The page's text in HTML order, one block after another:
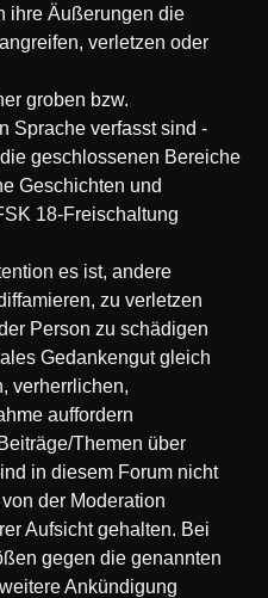
ihre Äußerungen die
verletzen oder
groben bzw.
Sprache verfasst sind -
geschlossenen Bereiche
Geschichten und
18-Freischaltung
es ist, andere
zu verletzen
Person zu schädigen
Gedankengut gleich
verherrlichen,
auffordern
Themen über
in diesem Forum nicht
der Moderation
Aufsicht gehalten. Bei
gegen die genannten
Ankündigung